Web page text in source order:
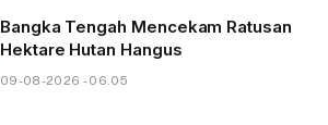
Bangka Tengah Mencekam Ratusan
Hektare Hutan Hangus
09-08-2026 - 06.05